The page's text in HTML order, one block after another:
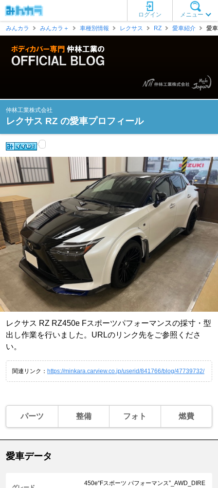
メニュー
ログイン
みんカラ
みんカラ＋ 車種別情報 レクサス RZ 愛車紹介 愛
仲林工業株式会社
レクサス RZ の愛車プロフィール
レクサス RZ RZ450e Fスポーツパフォーマンスの採寸・型
出し作業を行いました。URLのリンク先をご参照くださ
い。
関連リンク： https://minkara.carview.co.jp/userid/841766/blog/47739732/
パーツ 整備 フォト 燃費
愛車データ
450e“Fスポーツ パフォーマンス”_AWD_DIRE